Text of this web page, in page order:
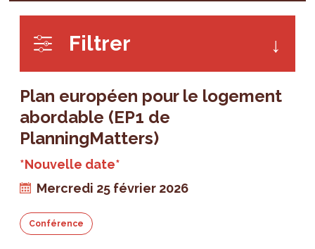
Filtrer
Plan européen pour le logement
abordable (EP1 de
PlanningMatters)
*Nouvelle date*
Mercredi 25 février 2026
Conférence